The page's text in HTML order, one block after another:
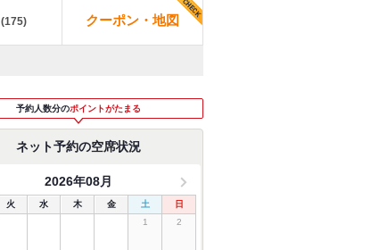
(175) クーポン・地図
予約人数分のポイントがたまる
ネット予約の空席状況
2026年08月
火 水 木 金 土
日
1
2